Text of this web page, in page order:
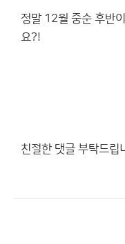
정말 12월 중순 후반
요?!
친절한 댓글 부탁드